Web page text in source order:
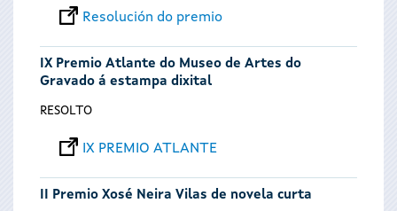
Resolución do premio
IX Premio Atlante do Museo de Artes do
Gravado á estampa dixital
RESOLTO
IX PREMIO ATLANTE
II Premio Xosé Neira Vilas de novela curta